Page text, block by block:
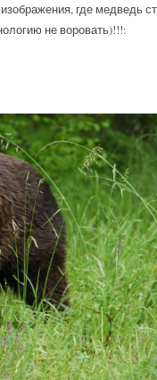
где медведь
не воровать)!!!: